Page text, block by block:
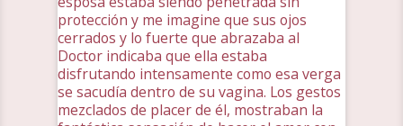
protección y me imagine que sus ojos
cerrados y lo fuerte que abrazaba al
Doctor indicaba que ella estaba
disfrutando intensamente como esa verga
se sacudía dentro de su vagina. Los gestos
mezclados de placer de él, mostraban la